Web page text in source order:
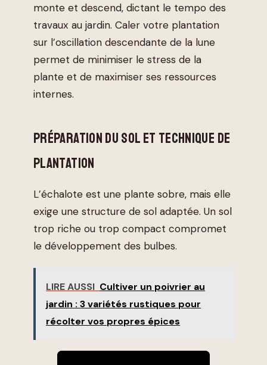
monte et descend, dictant le tempo des
travaux au jardin. Caler votre plantation
sur l’oscillation descendante de la lune
permet de minimiser le stress de la
plante et de maximiser ses ressources
internes.
PRÉPARATION DU SOL ET TECHNIQUE DE
PLANTATION
L’échalote est une plante sobre, mais elle
exige une structure de sol adaptée. Un sol
trop riche ou trop compact compromet
le développement des bulbes.
LIRE AUSSI Cultiver un poivrier au
jardin : 3 variétés rustiques pour
récolter vos propres épices